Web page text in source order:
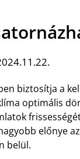
biztosítja a
optimális
előnye
belül.